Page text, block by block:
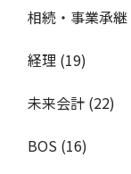
相続・事業承継
経理 (19)
未来会計 (22)
BOS (16)